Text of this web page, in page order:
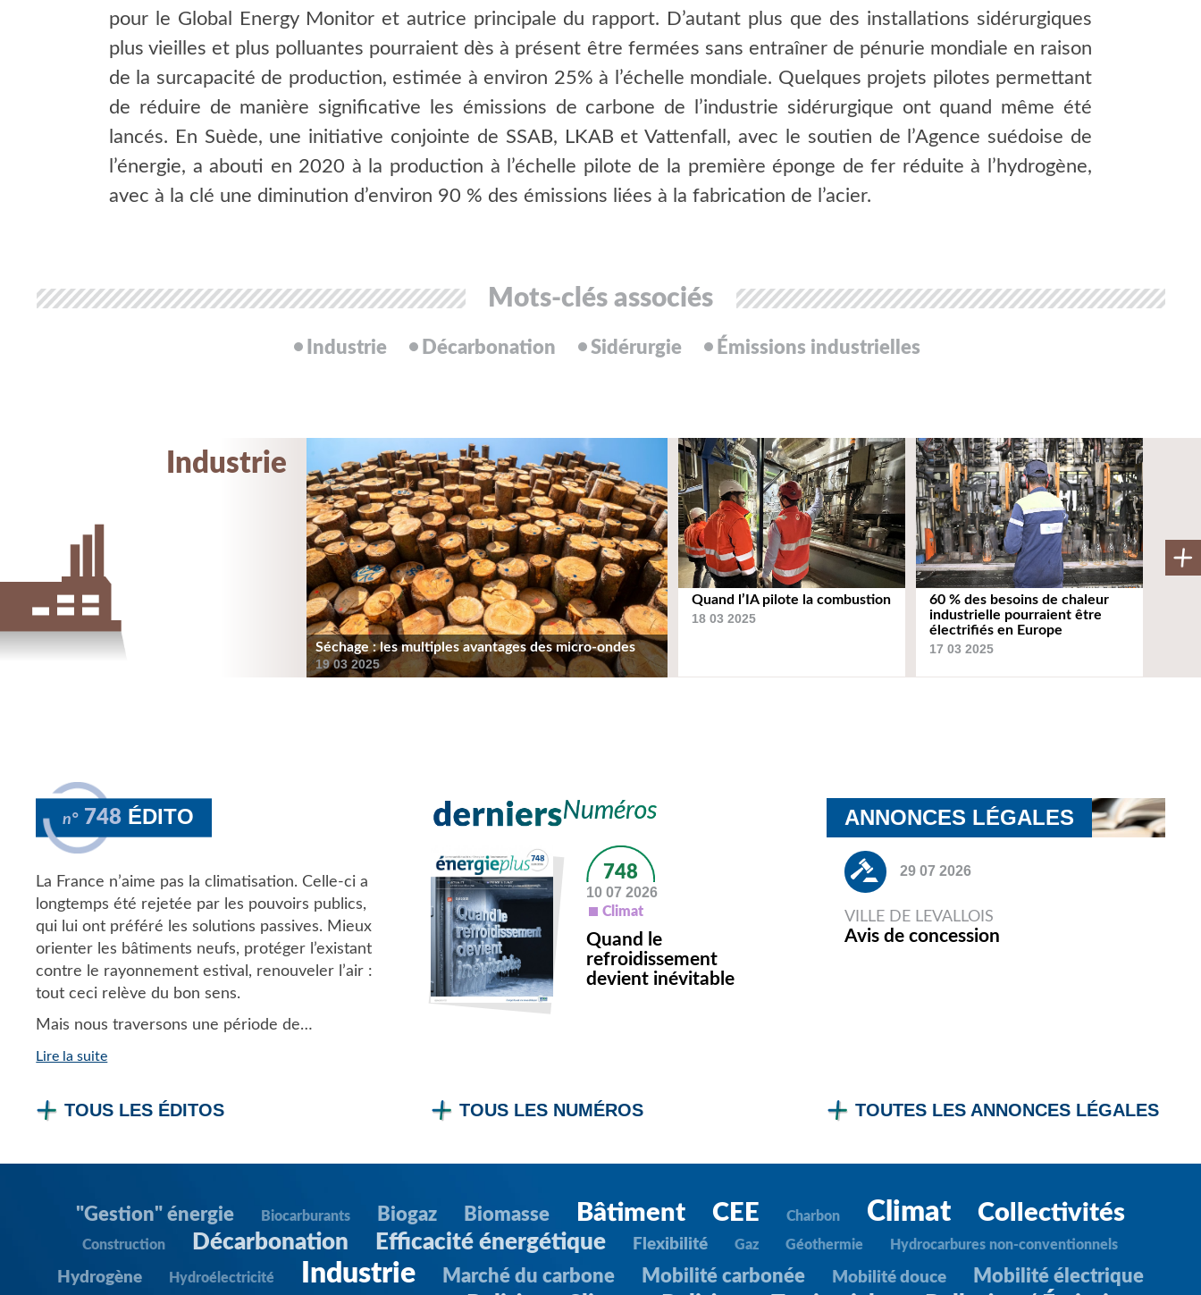
pour le Global Energy Monitor et autrice principale du rapport. D’autant plus que des installations sidérurgiques
plus vieilles et plus polluantes pourraient dès à présent être fermées sans entraîner de pénurie mondiale en raison
de la surcapacité de production, estimée à environ 25% à l’échelle mondiale. Quelques projets pilotes permettant
de réduire de manière significative les émissions de carbone de l’industrie sidérurgique ont quand même été
lancés. En Suède, une initiative conjointe de SSAB, LKAB et Vattenfall, avec le soutien de l’Agence suédoise de
l’énergie, a abouti en 2020 à la production à l’échelle pilote de la première éponge de fer réduite à l’hydrogène,
avec à la clé une diminution d’environ 90 % des émissions liées à la fabrication de l’acier.
Mots-clés associés
Industrie Décarbonation Sidérurgie Émissions industrielles
Industrie
Séchage : les multiples avantages des micro-ondes
19 03 2025
Quand l’IA pilote la combustion
18 03 2025
60 % des besoins de chaleur
industrielle pourraient être
électrifiés en Europe
17 03 2025
n° 748 ÉDITO
La France n’aime pas la climatisation. Celle-ci a
longtemps été rejetée par les pouvoirs publics,
qui lui ont préféré les solutions passives. Mieux
orienter les bâtiments neufs, protéger l’existant
contre le rayonnement estival, renouveler l’air :
tout ceci relève du bon sens.
Mais nous traversons une période de…
Lire la suite
TOUS LES ÉDITOS
748
10 07 2026
Climat
Quand le
refroidissement
devient inévitable
TOUS LES NUMÉROS
ANNONCES LÉGALES
29 07 2026
VILLE DE LEVALLOIS
Avis de concession
TOUTES LES ANNONCES LÉGALES
"Gestion" énergie Biocarburants Biogaz Biomasse Bâtiment CEE Charbon Climat Collectivités
Construction Décarbonation Efficacité énergétique Flexibilité Gaz Géothermie Hydrocarbures non-conventionnels
Hydrogène Hydroélectricité Industrie Marché du carbone Mobilité carbonée Mobilité douce
Mobilité électrique